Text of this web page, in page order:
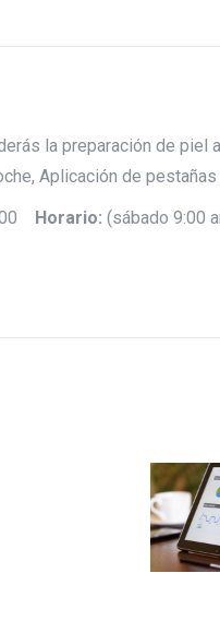
la preparación de
Aplicación de
Horario: (sábado 9:00